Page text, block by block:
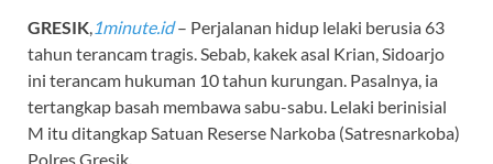
GRESIK, 1minute.id– Perjalanan hidup lelaki berusia 63
tahun terancam tragis. Sebab, kakek asal Krian, Sidoarjo
ini terancam hukuman 10 tahun kurungan. Pasalnya, ia
tertangkap basah membawa sabu-sabu. Lelaki berinisial
M itu ditangkap Satuan Reserse Narkoba (Satresnarkoba)
Polres Gresik.